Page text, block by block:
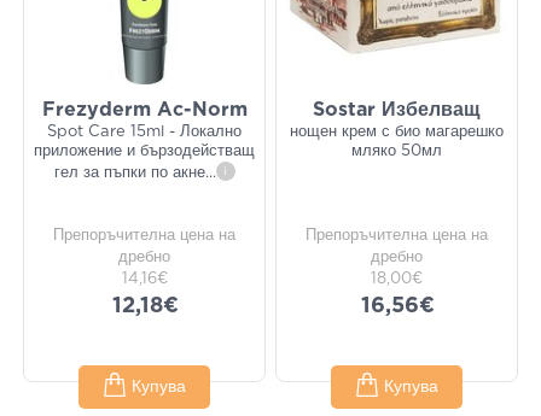
Frezyderm Ac-Norm
Spot Care 15ml - Локално
приложение и бързодействащ
гел за пъпки по акне... i
Препоръчителна цена на
дребно
14,16€
12,18€
Купува
Sostar Избелващ
нощен крем с био магарешко
мляко 50мл
Препоръчителна цена на
дребно
18,00€
16,56€
Купува